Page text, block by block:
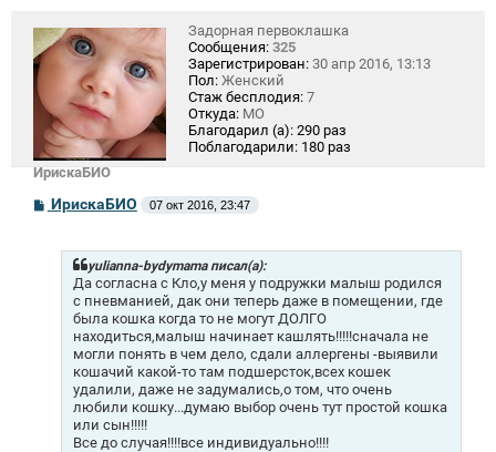
ИрискаБИО
Задорная первоклашка
Сообщения: 325
Зарегистрирован: 30 апр 2016, 13:13
Пол: Женский
Стаж бесплодия: 7
Откуда: МО
Благодарил (а): 290 раз
Поблагодарили: 180 раз
СИрискаБИО 07 окт 2016, 23:47
yulianna-bydymama писал(а):
Да согласна с Кло,у меня у подружки малыш родился
с пневманией, дак они теперь даже в помещении, где
была кошка когда то не могут ДОЛГО
находиться,малыш начинает кашлять!!!!!сначала не
могли понять в чем дело, сдали аллергены -выявили
кошачий какой-то там подшерсток,всех кошек
удалили, даже не задумались,о том, что очень
любили кошку...думаю выбор очень тут простой кошка
или сын!!!!!
Все до случая!!!!все индивидуально!!!!